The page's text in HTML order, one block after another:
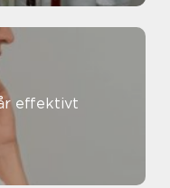
effektivt